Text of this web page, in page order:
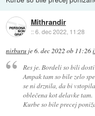
Mithrandir
::6. dec 2022, 11:28
nirburu je6. dec 2022 ob 11:26
Res je. Bordeli so bili
Ampak tam so bile zelo
se ni drznila, da bi
oblečena kot delavke tam.
Kurbe so bile precej